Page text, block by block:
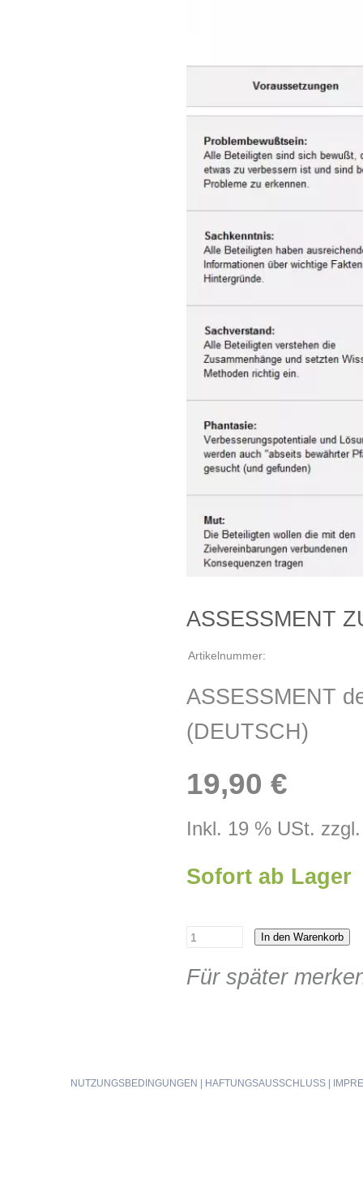
ASSESSMENT
Artikelnummer:
ASSESSMENT
(DEUTSCH)
19,90 €
Inkl. 19 % USt.
Sofort ab Lager
In den Warenkorb
Für später
NUTZUNGSBEDINGUNGEN HAFTUNGSAUSSCHLUSS